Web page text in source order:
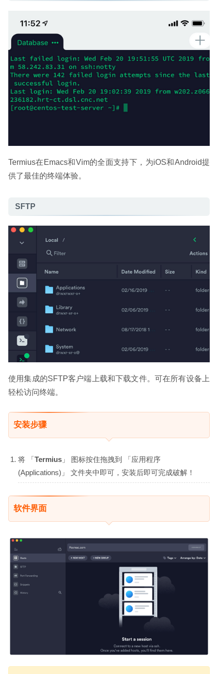
Termius在Emacs和Vim的全面支持下，为iOS和Android提
供了最佳的终端体验。
SFTP
使用集成的SFTP客户端上载和下载文件。可在所有设备上
轻松访问终端。
安装步骤
将 「Termius 」 图标按住拖拽到 「应用程序
(Applications)」 文件夹中即可，安装后即可完成破解！
软件界面